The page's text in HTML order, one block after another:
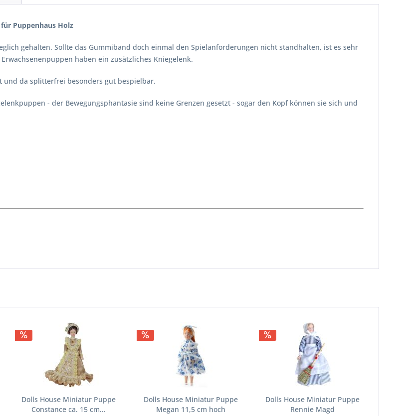
Puppenhaus Holz
gehalten. Sollte das Gummiband doch einmal den Spielanforderungen nicht standhalten, ist es sehr
haben ein zusätzliches Kniegelenk.
und da splitterfrei besonders gut bespielbar.
- der Bewegungsphantasie sind keine Grenzen gesetzt - sogar den Kopf können sie sich und
Dolls House Miniatur Puppe
Constance ca. 15 cm...
Dolls House Miniatur Puppe
Megan 11,5 cm hoch
Dolls House Miniatur Puppe
Rennie Magd